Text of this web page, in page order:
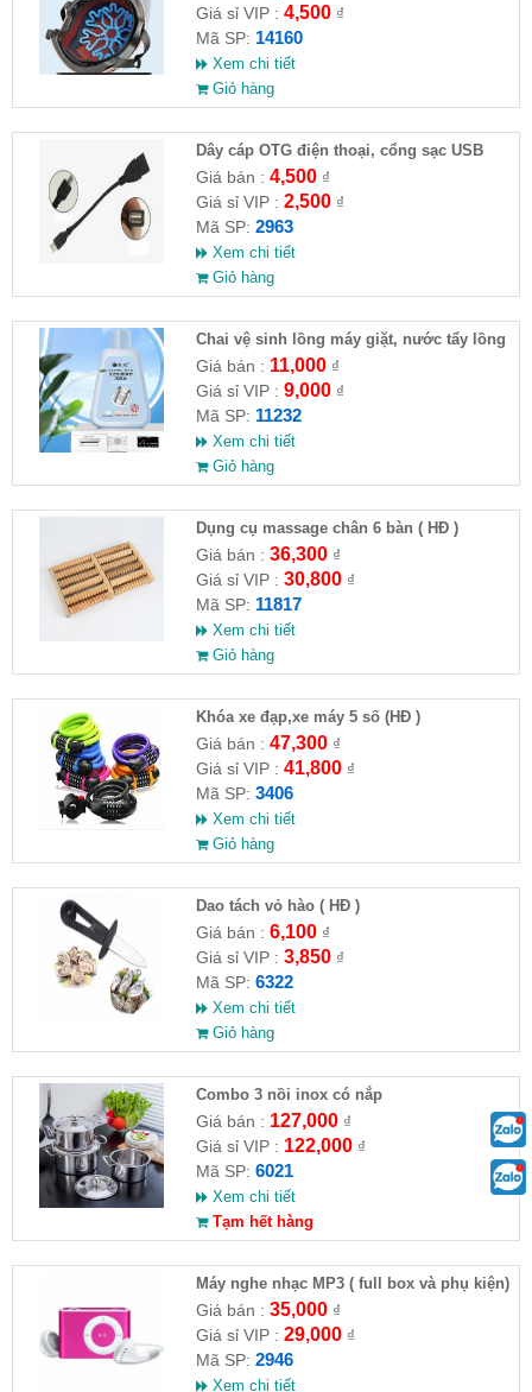
Giá sỉ VIP : 4,500₫
Mã SP: 14160
Xem chi tiết
Giỏ hàng
Dây cáp OTG điện thoại, cổng sạc USB
Giá bán : 4,500₫
Giá sỉ VIP : 2,500₫
Mã SP: 2963
Xem chi tiết
Giỏ hàng
Chai vệ sinh lồng máy giặt, nước tẩy lồng
máy giặt CLEANING FLUID
Giá bán : 11,000₫
Giá sỉ VIP : 9,000₫
Mã SP: 11232
Xem chi tiết
Giỏ hàng
Dụng cụ massage chân 6 bàn ( HĐ )
Giá bán : 36,300₫
Giá sỉ VIP : 30,800₫
Mã SP: 11817
Xem chi tiết
Giỏ hàng
Khóa xe đạp,xe máy 5 số (HĐ )
Giá bán : 47,300₫
Giá sỉ VIP : 41,800₫
Mã SP: 3406
Xem chi tiết
Giỏ hàng
Dao tách vỏ hào ( HĐ )
Giá bán : 6,100₫
Giá sỉ VIP : 3,850₫
Mã SP: 6322
Xem chi tiết
Giỏ hàng
Combo 3 nồi inox có nắp
Giá bán : 127,000₫
Giá sỉ VIP : 122,000₫
Mã SP: 6021
Xem chi tiết
Tạm hết hàng
Máy nghe nhạc MP3 ( full box và phụ kiện)
Giá bán : 35,000₫
Giá sỉ VIP : 29,000₫
Mã SP: 2946
Xem chi tiết